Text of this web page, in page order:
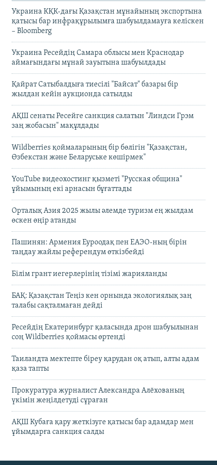
Украина КҚК-дағы Қазақстан мұнайының экспортына
қатысы бар инфрақұрылымға шабуылдамауға келіскен
– Bloomberg
Украина Ресейдің Самара облысы мен Краснодар
аймағындағы мұнай зауытына шабуылдады
Қайрат Сатыбалдыға тиесілі "Байсат" базары бір
жылдан кейін аукционда сатылды
АҚШ сенаты Ресейге санкция салатын "Линдси Грэм
заң жобасын" мақұлдады
Wildberries қоймаларының бір бөлігін "Қазақстан,
Өзбекстан және Беларуське көшірмек"
YouTube видеохостинг қызметі "Русская община"
ұйымының екі арнасын бұғаттады
Орталық Азия 2025 жылы әлемде туризм ең жылдам
өскен өңір атанды
Пашинян: Армения Еуроодақ пен ЕАЭО-ның бірін
таңдау жайлы референдум өткізбейді
Білім грант иегерлерінің тізімі жарияланды
БАҚ: Қазақстан Теңіз кен орнында экологиялық заң
талабы сақталмаған дейді
Ресейдің Екатеринбург қаласында дрон шабуылынан
соң Wildberries қоймасы өртенді
Таиландта мектепте біреу қарудан оқ атып, алты адам
қаза тапты
Прокуратура журналист Александра Алёхованың
үкімін жеңілдетуді сұраған
АҚШ Кубаға қару жеткізуге қатысы бар адамдар мен
ұйымдарға санкция салды